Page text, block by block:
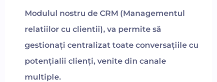
Modulul nostru de CRM (Managementul
relatiilor cu clientii), va permite să
gestionați centralizat toate conversațiile cu
potențialii clienți, venite din canale
multiple.